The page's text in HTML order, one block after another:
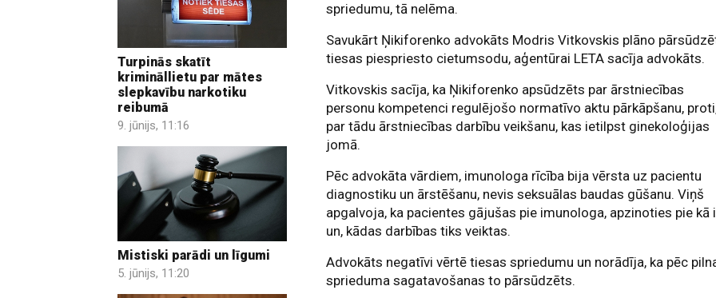
Turpinās skatīt
krimināllietu par mātes
slepkavību narkotiku
reibumā
9. jūnijs, 11:16
Mistiski parādi un līgumi
5. jūnijs, 11:20
spriedumu, tā nelēma.
Savukārt Ņikiforenko advokāts Modris Vitkovskis plāno
tiesas piespriesto cietumsodu, aģentūrai LETA sacīja advokāts.
Vitkovskis sacīja, ka Ņikiforenko apsūdzēts par ārstniecības
personu kompetenci regulējošo normatīvo aktu pārkāpšanu,
par tādu ārstniecības darbību veikšanu, kas ietilpst ginekoloģijas
jomā.
Pēc advokāta vārdiem, imunologa rīcība bija vērsta uz pacientu
diagnostiku un ārstēšanu, nevis seksuālas baudas gūšanu. Viņš
apgalvoja, ka pacientes gājušas pie imunologa, apzinoties pie kā
un, kādas darbības tiks veiktas.
Advokāts negatīvi vērtē tiesas spriedumu un norādīja, ka pēc
sprieduma sagatavošanas to pārsūdzēts.